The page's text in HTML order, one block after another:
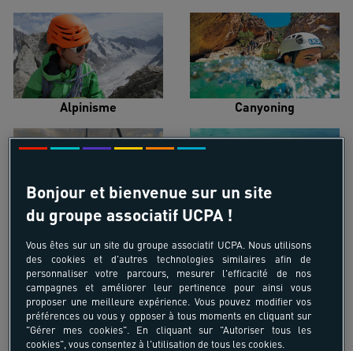
Alpinisme Canyoning
Croisière voilier Kayak de mer
Trail Trek-Randonnée pédestre
Bonjour et bienvenue sur un site
du groupe associatif UCPA !
Vous êtes sur un site du groupe associatif UCPA. Nous utilisons
des cookies et d'autres technologies similaires afin de
personnaliser votre parcours, mesurer l'efficacité de nos
campagnes et améliorer leur pertinence pour ainsi vous
proposer une meilleure expérience. Vous pouvez modifier vos
préférences ou vous y opposer à tous moments en cliquant sur
"Gérer mes cookies". En cliquant sur "Autoriser tous les
cookies", vous consentez à l'utilisation de tous les cookies.